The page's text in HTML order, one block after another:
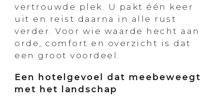
vertrouwde plek. U pakt één keer
uit en reist daarna in alle rust
verder. Voor wie waarde hecht aan
orde, comfort en overzicht is dat
een groot voordeel.
Een hotelgevoel dat meebeweegt
met het landschap